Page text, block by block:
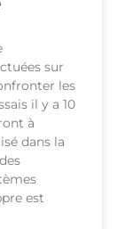
sur
les
il y a 10
à
dans la
est